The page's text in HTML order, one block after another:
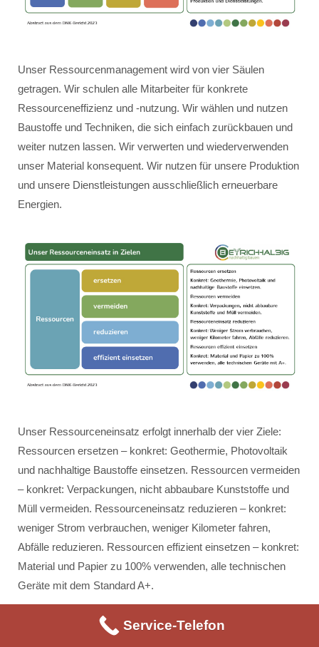
Unser Ressourcenmanagement wird von vier Säulen
getragen. Wir schulen alle Mitarbeiter für konkrete
Ressourceneffizienz und -nutzung. Wir wählen und nutzen
Baustoffe und Techniken, die sich einfach zurückbauen und
weiter nutzen lassen. Wir verwerten und wiederverwenden
unser Material konsequent. Wir nutzen für unsere Produktion
und unsere Dienstleistungen ausschließlich erneuerbare
Energien.
Unser Ressourceneinsatz erfolgt innerhalb der vier Ziele:
Ressourcen ersetzen – konkret: Geothermie, Photovoltaik
und nachhaltige Baustoffe einsetzen. Ressourcen vermeiden
– konkret: Verpackungen, nicht abbaubare Kunststoffe und
Müll vermeiden. Ressourceneinsatz reduzieren – konkret:
weniger Strom verbrauchen, weniger Kilometer fahren,
Abfälle reduzieren. Ressourcen effizient einsetzen – konkret:
Material und Papier zu 100% verwenden, alle technischen
Geräte mit dem Standard A+.
Service-Telefon